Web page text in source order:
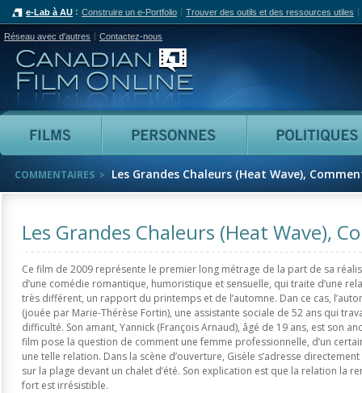
e-Lab à AU Construire un e-Portfolio Trouver des outils et des ressources utiles
Réseau avec d'autres Contactez-nous
Canadian Film Online
Films Personnes
COMMENTAIRES Les Grandes Chaleurs (Heat Wave),
Les Grandes Chaleurs (Heat Wave),
Ce film de 2009 représente le premier long métrage de la part de sa
d’une comédie romantique, humoristique et sensuelle, qui traite d’une
très différent, un rapport du printemps et de l’automne. Dan ce cas,
(jouée par Marie-Thérèse Fortin), une assistante sociale de 52 ans qui
difficulté. Son amant, Yannick (François Arnaud), âgé de 19 ans, est son
film pose la question de comment une femme professionnelle, d’un
une telle relation. Dans la scène d’ouverture, Gisèle s’adresse
sur la plage devant un chalet d’été. Son explication est que la relation la
fort est irrésistible.